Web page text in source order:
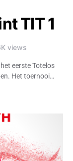
TIT 1
views
eerste Totelos
Het toernooi…